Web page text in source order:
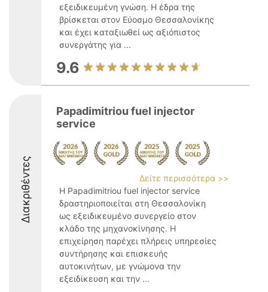
εξειδικευμένη γνώση. Η έδρα της
βρίσκεται στον Εύοσμο Θεσσαλονίκης
και έχει καταξιωθεί ως αξιόπιστος
συνεργάτης για ...
9.6
Διακριθέντες
Papadimitriou fuel injector
service
Δείτε περισσότερα >>
Η Papadimitriou fuel injector service
δραστηριοποιείται στη Θεσσαλονίκη
ως εξειδικευμένο συνεργείο στον
κλάδο της μηχανοκίνησης. Η
επιχείρηση παρέχει πλήρεις υπηρεσίες
συντήρησης και επισκευής
αυτοκινήτων, με γνώμονα την
εξειδίκευση και την ...